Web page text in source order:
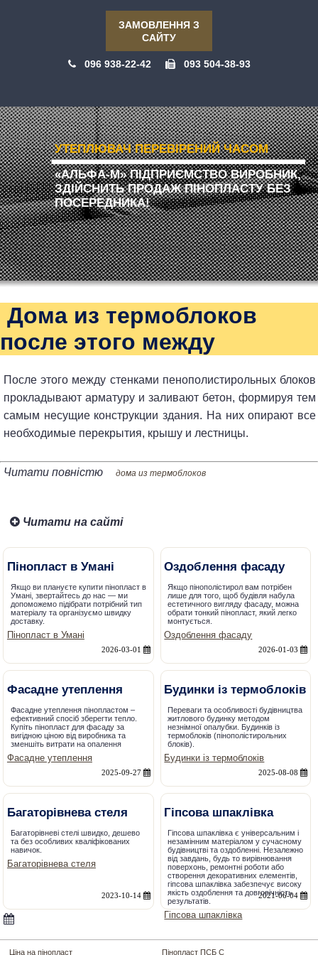
ЗАМОВЛЕННЯ З
САЙТУ
096 938-22-42 093 504-38-93
УТЕПЛЮВАЧ ПЕРЕВІРЕНИЙ ЧАСОМ
«АЛЬФА-М» ПІДПРИЄМСТВО ВИРОБНИК,
ЗДІЙСНИТЬ ПРОДАЖ ПІНОПЛАСТУ БЕЗ
ПОСЕРЕДНИКА!
Дома из термоблоков
после этого между
После этого между стенками пенополистирольных блоков
прокладывают арматуру и заливают бетон, формируя тем
самым несущие конструкции здания. На них опирают все
необходимые перекрытия, крышу и лестницы.
Читати повністю дома из термоблоков
Читати на сайті
Пінопласт в Умані
Якщо ви плануєте купити пінопласт в
Умані, звертайтесь до нас — ми
допоможемо підібрати потрібний тип
матеріалу та організуємо швидку
доставку.
Пінопласт в Умані
2026-03-01
Оздоблення фасаду
Якщо пінополістирол вам потрібен
лише для того, щоб будівля набула
естетичного вигляду фасаду, можна
обрати тонкий пінопласт, який легко
монтується.
Оздоблення фасаду
2026-01-03
Фасадне утеплення
Фасадне утеплення пінопластом –
ефективний спосіб зберегти тепло.
Купіть пінопласт для фасаду за
вигідною ціною від виробника та
зменшіть витрати на опалення
Фасадне утеплення
2025-09-27
Будинки із термоблоків
Переваги та особливості будівництва
житлового будинку методом
незнімної опалубки. Будинків із
термоблоків (пінополістирольних
блоків).
Будинки із термоблоків
2025-08-08
Багаторівнева стеля
Багаторівневі стелі швидко, дешево
та без особливих кваліфікованих
навичок.
Багаторівнева стеля
2023-10-14
Гіпсова шпаклівка
Гіпсова шпаклівка є універсальним і
незамінним матеріалом у сучасному
будівництві та оздобленні. Незалежно
від завдань, будь то вирівнювання
поверхонь, ремонтні роботи або
створення декоративних елементів,
гіпсова шпаклівка забезпечує високу
якість оздоблення та довговічність
результатів.
Гіпсова шпаклівка
2021-06-04
Ціна на пінопласт Пінопласт ПСБ С